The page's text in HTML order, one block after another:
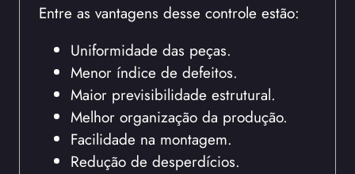
Entre as vantagens desse controle estão:
Uniformidade das peças.
Menor índice de defeitos.
Maior previsibilidade estrutural.
Melhor organização da produção.
Facilidade na montagem.
Redução de desperdícios.